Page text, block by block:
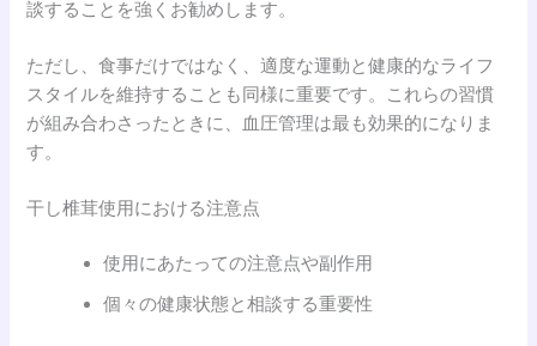
談することを強くお勧めします。
ただし、食事だけではなく、適度な運動と健康的なライフ
スタイルを維持することも同様に重要です。これらの習慣
が組み合わさったときに、血圧管理は最も効果的になりま
す。
干し椎茸使用における注意点
使用にあたっての注意点や副作用
個々の健康状態と相談する重要性